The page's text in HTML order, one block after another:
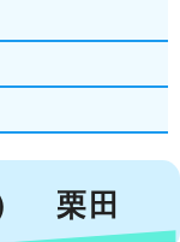
栗田